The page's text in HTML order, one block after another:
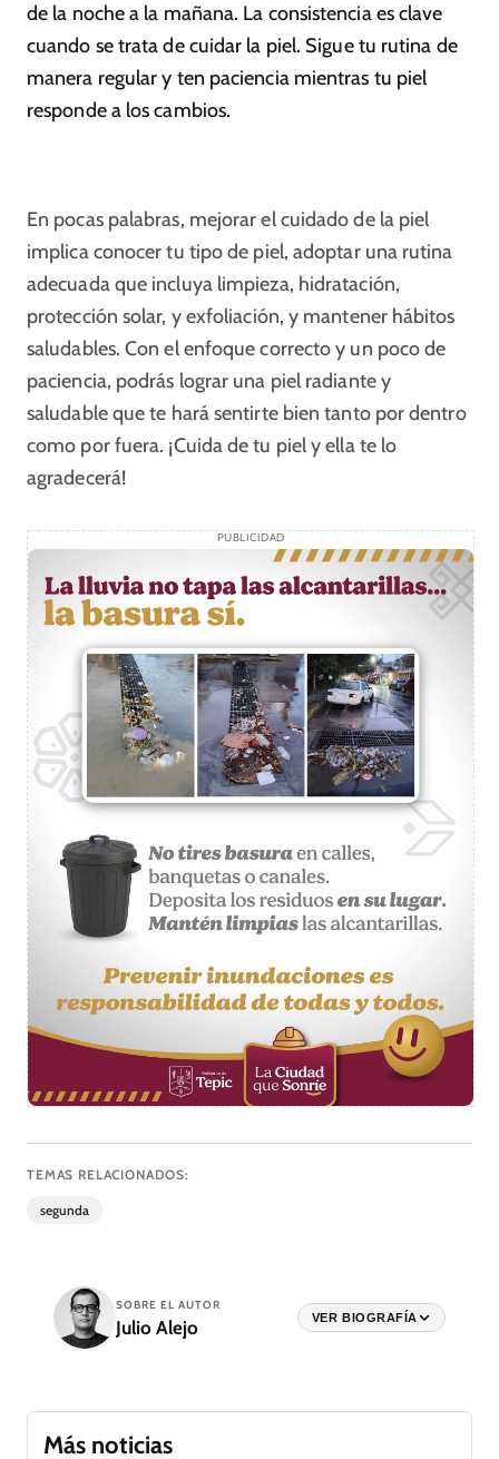
de la noche a la mañana. La consistencia es clave
cuando se trata de cuidar la piel. Sigue tu rutina de
manera regular y ten paciencia mientras tu piel
responde a los cambios.
En pocas palabras, mejorar el cuidado de la piel
implica conocer tu tipo de piel, adoptar una rutina
adecuada que incluya limpieza, hidratación,
protección solar, y exfoliación, y mantener hábitos
saludables. Con el enfoque correcto y un poco de
paciencia, podrás lograr una piel radiante y
saludable que te hará sentirte bien tanto por dentro
como por fuera. ¡Cuida de tu piel y ella te lo
agradecerá!
PUBLICIDAD
TEMAS RELACIONADOS:
segunda
SOBRE EL AUTOR
Julio Alejo VER BIOGRAFÍA
Más noticias